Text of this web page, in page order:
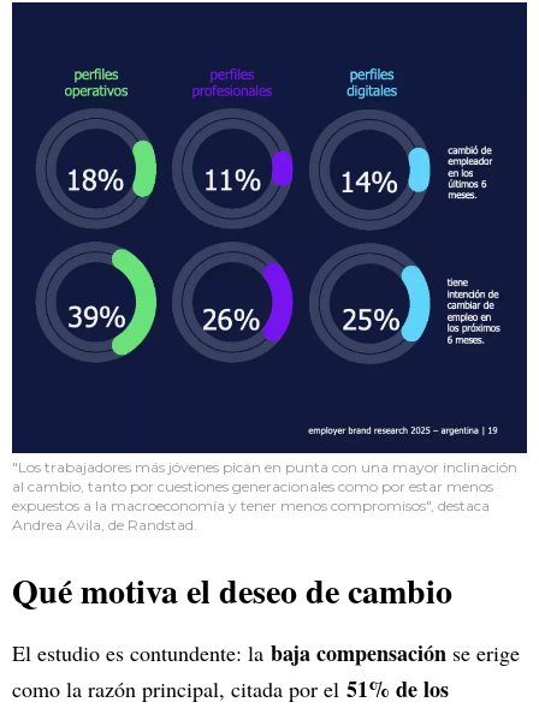
"Los trabajadores más jóvenes pican en punta con una mayor inclinación
al cambio, tanto por cuestiones generacionales como por estar menos
expuestos a la macroeconomía y tener menos compromisos", destaca
Andrea Avila, de Randstad.
Qué motiva el deseo de cambio
El estudio es contundente: la baja compensación se erige
como la razón principal, citada por el 51% de los